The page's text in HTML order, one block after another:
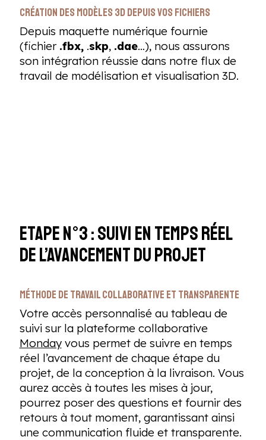
Création des modèles 3D depuis vos fichiers
Depuis maquette numérique fournie
(fichier .fbx, .skp, .dae…), nous assurons
son intégration réussie dans notre flux de
travail de modélisation et visualisation 3D.
Etape n°3 : Suivi en temps réel
de l’avancement du projet
Méthode de travail collaborative et transparente
Votre accès personnalisé au tableau de
suivi sur la plateforme collaborative
Mondayvous permet de suivre en temps
réel l’avancement de chaque étape du
projet, de la conception à la livraison. Vous
aurez accès à toutes les mises à jour,
pourrez poser des questions et fournir des
retours à tout moment, garantissant ainsi
une communication fluide et transparente.